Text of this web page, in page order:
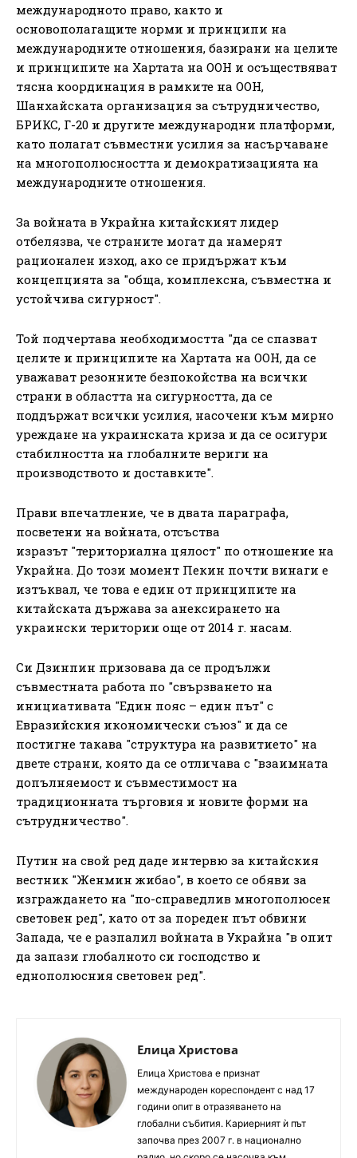
международното право, както и
основополагащите норми и принципи на
международните отношения, базирани на целите
и принципите на Хартата на ООН и осъществяват
тясна координация в рамките на ООН,
Шанхайската организация за сътрудничество,
БРИКС, Г-20 и другите международни платформи,
като полагат съвместни усилия за насърчаване
на многополюсността и демократизацията на
международните отношения.
За войната в Украйна китайският лидер
отбелязва, че страните могат да намерят
рационален изход, ако се придържат към
концепцията за "обща, комплексна, съвместна и
устойчива сигурност".
Той подчертава необходимостта "да се спазват
целите и принципите на Хартата на ООН, да се
уважават резонните безпокойства на всички
страни в областта на сигурността, да се
поддържат всички усилия, насочени към мирно
уреждане на украинската криза и да се осигури
стабилността на глобалните вериги на
производството и доставките".
Прави впечатление, че в двата параграфа,
посветени на войната, отсъства
изразът "териториална цялост" по отношение на
Украйна. До този момент Пекин почти винаги е
изтъквал, че това е един от принципите на
китайската държава за анексирането на
украински територии още от 2014 г. насам.
Си Дзинпин призовава да се продължи
съвместната работа по "свързването на
инициативата "Един пояс – един път" с
Евразийския икономически съюз" и да се
постигне такава "структура на развитието" на
двете страни, която да се отличава с "взаимната
допълняемост и съвместимост на
традиционната търговия и новите форми на
сътрудничество".
Путин на свой ред даде интервю за китайския
вестник "Женмин жибао", в което се обяви за
изграждането на "по-справедлив многополюсен
световен ред", като от за пореден път обвини
Запада, че е разпалил войната в Украйна "в опит
да запази глобалното си господство и
еднополюсния световен ред".
Елица Христова
Елица Христова е признат
международен кореспондент с над 17
години опит в отразяването на
глобални събития. Кариерният ѝ път
започва през 2007 г. в национално